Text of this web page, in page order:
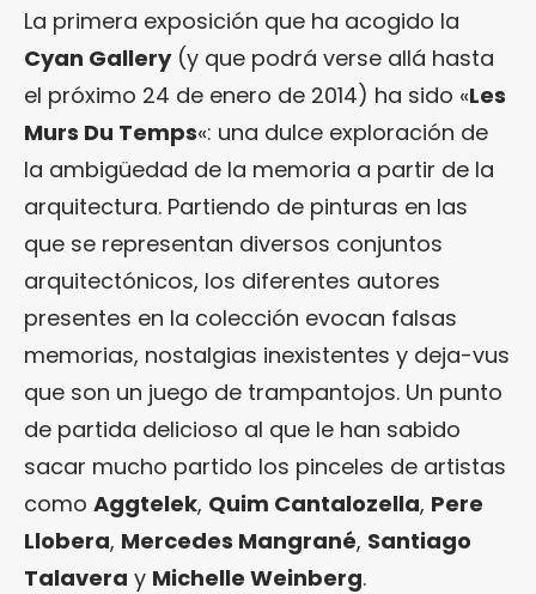
La primera exposición que ha acogido la
Cyan Gallery(y que podrá verse allá hasta
el próximo 24 de enero de 2014) ha sido «Les
Murs Du Temps«: una dulce exploración de
la ambigüedad de la memoria a partir de la
arquitectura. Partiendo de pinturas en las
que se representan diversos conjuntos
arquitectónicos, los diferentes autores
presentes en la colección evocan falsas
memorias, nostalgias inexistentes y deja-vus
que son un juego de trampantojos. Un punto
de partida delicioso al que le han sabido
sacar mucho partido los pinceles de artistas
como Aggtelek, Quim Cantalozella, Pere
Llobera, Mercedes Mangrané, Santiago
Talavera y Michelle Weinberg.